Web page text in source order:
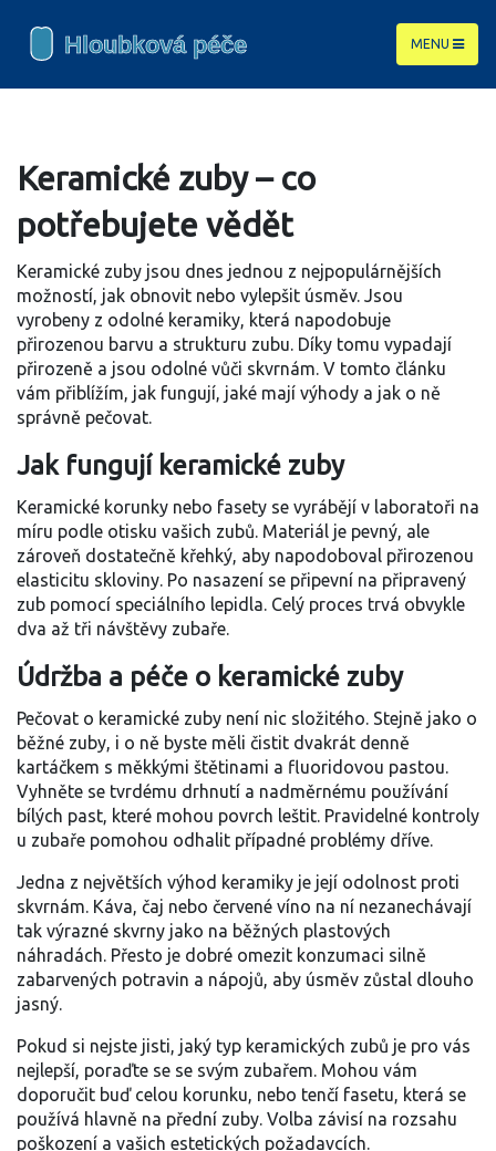
MENU
Keramické zuby – co
potřebujete vědět
Keramické zuby jsou dnes jednou z nejpopulárnějších
možností, jak obnovit nebo vylepšit úsměv. Jsou
vyrobeny z odolné keramiky, která napodobuje
přirozenou barvu a strukturu zubu. Díky tomu vypadají
přirozeně a jsou odolné vůči skvrnám. V tomto článku
vám přiblížím, jak fungují, jaké mají výhody a jak o ně
správně pečovat.
Jak fungují keramické zuby
Keramické korunky nebo fasety se vyrábějí v laboratoři na
míru podle otisku vašich zubů. Materiál je pevný, ale
zároveň dostatečně křehký, aby napodoboval přirozenou
elasticitu skloviny. Po nasazení se připevní na připravený
zub pomocí speciálního lepidla. Celý proces trvá obvykle
dva až tři návštěvy zubaře.
Údržba a péče o keramické zuby
Pečovat o keramické zuby není nic složitého. Stejně jako o
běžné zuby, i o ně byste měli čistit dvakrát denně
kartáčkem s měkkými štětinami a fluoridovou pastou.
Vyhněte se tvrdému drhnutí a nadměrnému používání
bílých past, které mohou povrch leštit. Pravidelné kontroly
u zubaře pomohou odhalit případné problémy dříve.
Jedna z největších výhod keramiky je její odolnost proti
skvrnám. Káva, čaj nebo červené víno na ní nezanechávají
tak výrazné skvrny jako na běžných plastových
náhradách. Přesto je dobré omezit konzumaci silně
zabarvených potravin a nápojů, aby úsměv zůstal dlouho
jasný.
Pokud si nejste jisti, jaký typ keramických zubů je pro vás
nejlepší, poraďte se se svým zubařem. Mohou vám
doporučit buď celou korunku, nebo tenčí fasetu, která se
používá hlavně na přední zuby. Volba závisí na rozsahu
poškození a vašich estetických požadavcích.